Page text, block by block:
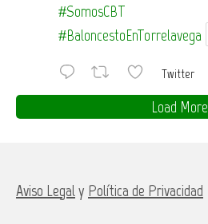
#SomosCBT
#BaloncestoEnTorrelavega
Twitter
Load More
Aviso Legaly Política de Privacidad